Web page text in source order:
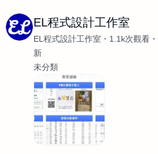
EL程式設計工作室
EL程式設計工作室 1.1k次觀看
新
未分類